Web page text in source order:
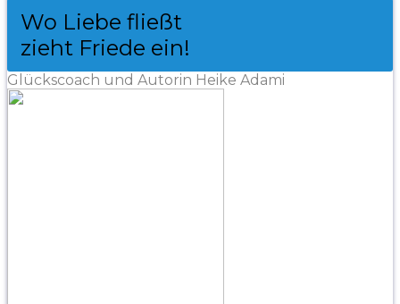
Wo Liebe fließt
zieht Friede ein!
Glückscoach und Autorin Heike Adami